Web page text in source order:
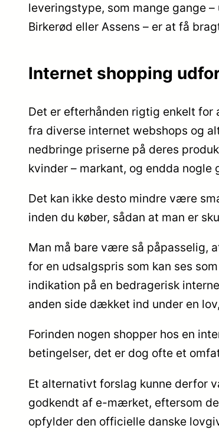
leveringstype, som mange gange
Birkerød eller Assens – er at få
Internet shopping
Det er efterhånden rigtig enkelt
fra diverse internet webshops og
nedbringe priserne på deres
kvinder – markant, og endda
Det kan ikke desto mindre være
inden du køber, sådan at man er
Man må bare være så påpasselig,
for en udsalgspris som kan ses
indikation på en bedragerisk
anden side dækket ind under en
Forinden nogen shopper hos en
betingelser, det er dog ofte et
Et alternativt forslag kunne derfor
godkendt af e-mærket, eftersom
opfylder den officielle danske